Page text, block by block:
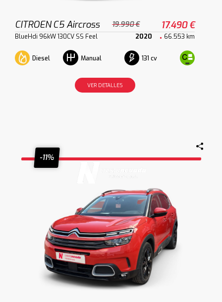
CITROEN C5 Aircross 19.990 € 17.490 €
BlueHdi 96kW 130CV SS Feel 2020 66.553 km
Diesel Manual 131 cv
VER DETALLES
-11%